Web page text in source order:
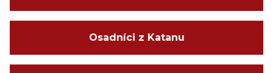
Osadníci z Katanu